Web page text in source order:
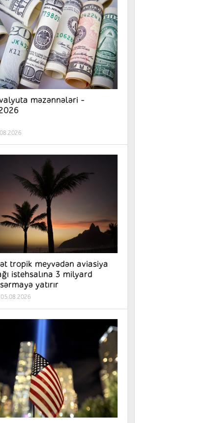
məzənnələri –
tropik meyvədən aviasiya
istehsalına 3 milyard
yatırır
05.08.2026